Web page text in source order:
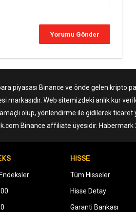
piyasası Binance ve önde gelen kripto
markasıdır. Web sitemizdeki anlık kur
olup, yönlendirme ile gidilerek ticaret
Binance affiliate üyesidir. Habermark
HİSSE
Tüm Hisseler
Hisse Detay
Garanti Bankası